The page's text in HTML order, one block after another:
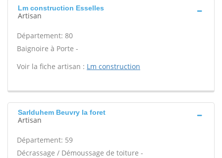
Lm construction Esselles
Artisan
Département: 80
Baignoire à Porte -
Voir la fiche artisan : Lm construction
Sarlduhem Beuvry la foret
Artisan
Département: 59
Décrassage / Démoussage de toiture -